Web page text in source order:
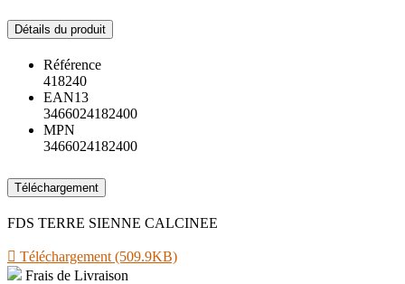
Détails du produit
Référence
418240
EAN13
3466024182400
MPN
3466024182400
Téléchargement
FDS TERRE SIENNE CALCINEE
 Téléchargement (509.9KB)
Frais de Livraison